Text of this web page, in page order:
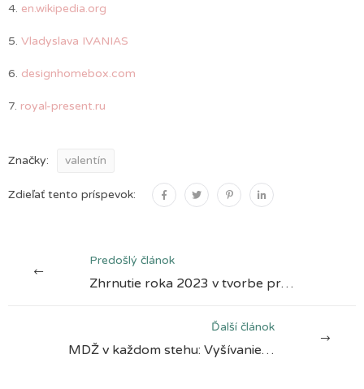
4. en.wikipedia.org
5. Vladyslava IVANIAS
6. designhomebox.com
7. royal-present.ru
Značky: valentín
Zdieľať tento príspevok:
Predošlý článok
Zhrnutie roka 2023 v tvorbe predlôh na krížikové vyšívanie
Ďalší článok
MDŽ v každom stehu: Vyšívanie ako relax a terapia